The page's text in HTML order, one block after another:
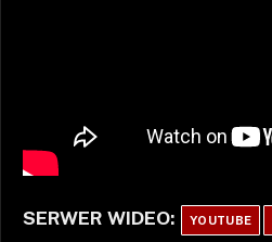
SERWER WIDEO: YOUTUBE